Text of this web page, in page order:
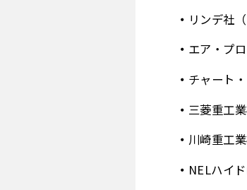
リンデ社
エア・プ
チャート
三菱重工
川崎重工
NELハイ